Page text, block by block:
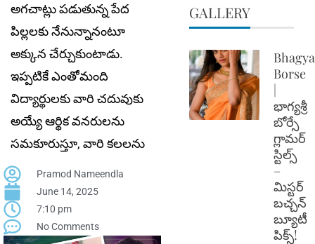
అగచాట్లు పడుతున్న పేద
పిల్లలకు నేనున్నానంటూ
అక్కున చేర్చుకుంటాడు.
ఇప్పటికే ఎంతోమంది
విద్యార్థులకు వారి చదువుకు
అయ్యే ఆర్థిక వనరులను
సమకూరుస్తూ, వారి కలలను
Pramod Nameendla
June 14, 2025
7:10 pm
No Comments
GALLERY
Borse
|
భాగ్యశ్రీ
బోర్సే
గ్లామర్
స్టిల్స్
–
మిస్టర్
బచ్చన్
బ్యూటీ
పిక్స్!